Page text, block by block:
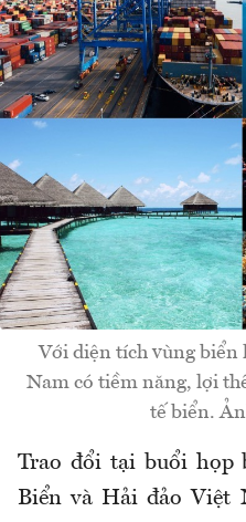
Với diện tích vùng biển
Nam có tiềm năng, lợi
tế biển.
Trao đổi tại buổi họp
Biển và Hải đảo Việt